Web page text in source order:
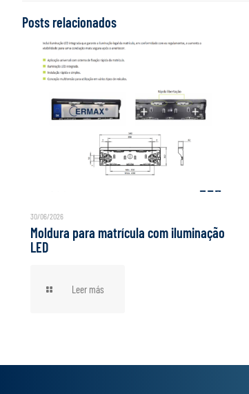
Posts relacionados
30/06/2026
Moldura para matrícula com iluminação
LED
Leer más